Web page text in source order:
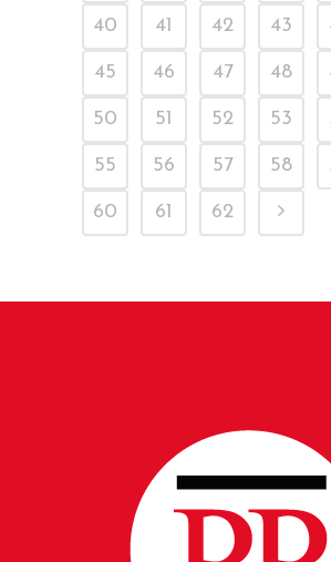
40 41 42 43
45 46 47 48
50 51 52 53
55 56 57 58
60 61 62